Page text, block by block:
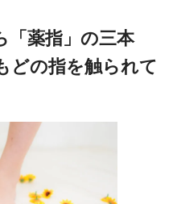
「薬指」の三本
どの指を触られて